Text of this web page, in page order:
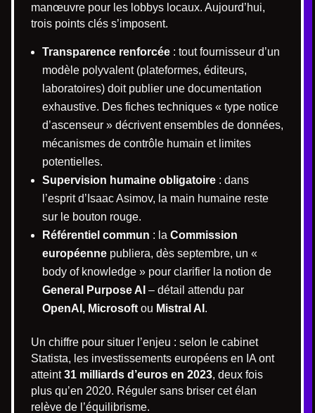
manœuvre pour les lobbys locaux. Aujourd’hui,
trois points clés s’imposent.
Transparence renforcée : tout fournisseur d’un
modèle polyvalent (plateformes, éditeurs,
laboratoires) doit publier une documentation
exhaustive. Des fiches techniques « type notice
d’ascenseur » décrivent ensembles de données,
mécanismes de contrôle humain et limites
potentielles.
Supervision humaine obligatoire : dans
l’esprit d’Isaac Asimov, la main humaine reste
sur le bouton rouge.
Référentiel commun : la Commission
européenne publiera, dès septembre, un «
body of knowledge » pour clarifier la notion de
General Purpose AI – détail attendu par
OpenAI, Microsoft ou Mistral AI .
Un chiffre pour situer l’enjeu : selon le cabinet
Statista, les investissements européens en IA ont
atteint31 milliards d’euros en 2023, deux fois
plus qu’en 2020. Réguler sans briser cet élan
relève de l’équilibrisme.